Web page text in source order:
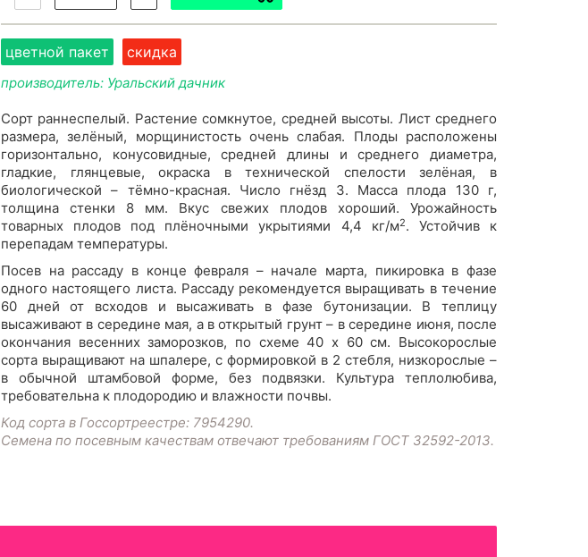
цветной пакет скидка
производитель: Уральский дачник
Сорт раннеспелый. Растение сомкнутое, средней высоты. Лист среднего
размера, зелёный, морщинистость очень слабая. Плоды расположены
горизонтально, конусовидные, средней длины и среднего диаметра,
гладкие, глянцевые, окраска в технической спелости зелёная, в
биологической – тёмно-красная. Число гнёзд 3. Масса плода 130 г,
толщина стенки 8 мм. Вкус свежих плодов хороший. Урожайность
товарных плодов под плёночными укрытиями 4,4 кг/м2. Устойчив к
перепадам температуры.
Посев на рассаду в конце февраля – начале марта, пикировка в фазе
одного настоящего листа. Рассаду рекомендуется выращивать в течение
60 дней от всходов и высаживать в фазе бутонизации. В теплицу
высаживают в середине мая, а в открытый грунт – в середине июня, после
окончания весенних заморозков, по схеме 40 х 60 см. Высокорослые
сорта выращивают на шпалере, с формировкой в 2 стебля, низкорослые –
в обычной штамбовой форме, без подвязки. Культура теплолюбива,
требовательна к плодородию и влажности почвы.
Код сорта в Госсортреестре: 7954290.
Семена по посевным качествам отвечают требованиям ГОСТ 32592-2013.